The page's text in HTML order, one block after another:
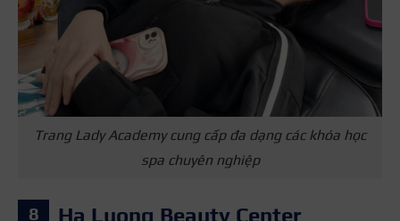
Trang Lady Academy cung cấp đa dạng các khóa học
spa chuyên nghiệp
Ha Luong Beauty Center